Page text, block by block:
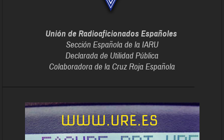
Unión de Radioaficionados Españoles
Sección Española de la IARU
Declarada de Utilidad Pública
Colaboradora de la Cruz Roja Española